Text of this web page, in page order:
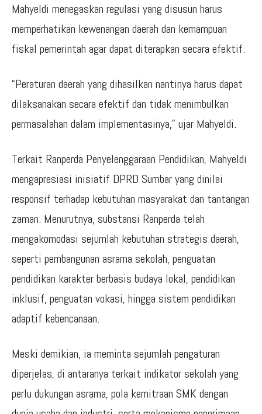
Mahyeldi menegaskan regulasi yang disusun harus
memperhatikan kewenangan daerah dan kemampuan
fiskal pemerintah agar dapat diterapkan secara efektif.
“Peraturan daerah yang dihasilkan nantinya harus dapat
dilaksanakan secara efektif dan tidak menimbulkan
permasalahan dalam implementasinya,” ujar Mahyeldi.
Terkait Ranperda Penyelenggaraan Pendidikan, Mahyeldi
mengapresiasi inisiatif DPRD Sumbar yang dinilai
responsif terhadap kebutuhan masyarakat dan tantangan
zaman. Menurutnya, substansi Ranperda telah
mengakomodasi sejumlah kebutuhan strategis daerah,
seperti pembangunan asrama sekolah, penguatan
pendidikan karakter berbasis budaya lokal, pendidikan
inklusif, penguatan vokasi, hingga sistem pendidikan
adaptif kebencanaan.
Meski demikian, ia meminta sejumlah pengaturan
diperjelas, di antaranya terkait indikator sekolah yang
perlu dukungan asrama, pola kemitraan SMK dengan